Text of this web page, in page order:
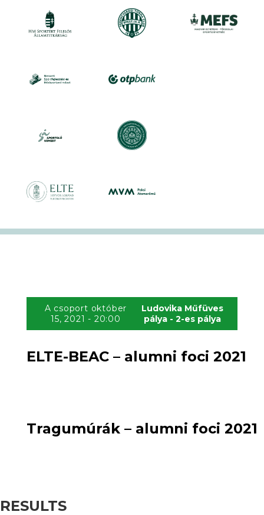
A csoport október
15, 2021 - 20:00
Ludovika Műfüves
pálya - 2-es pálya
ELTE-BEAC – alumni foci 2021
Tragumúrák – alumni foci 2021
RESULTS